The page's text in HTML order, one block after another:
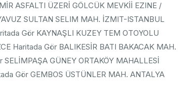
ASFALTI ÜZERİ GÖLCÜK MEVKİİ EZINE /
SULTAN SELIM MAH. İZMIT-ISTANBUL
Gör KAYNAŞLI KUZEY TEM OTOYOLU
Haritada Gör BALIKESİR BATI BAKACAK MAH.
GÜNEY ORTAKÖY MAHALLESİ
Gör GEMBOS ÜSTÜNLER MAH. ANTALYA